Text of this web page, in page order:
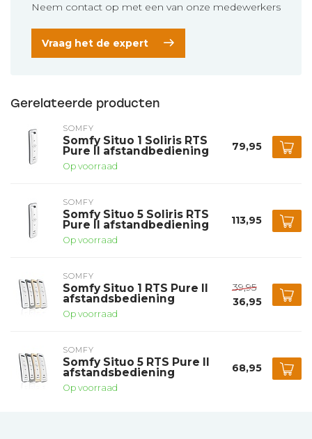
Neem contact op met een van onze medewerkers
Vraag het de expert
Gerelateerde producten
SOMFY
Somfy Situo 1 Soliris RTS
Pure II afstandbediening
Op voorraad
79,95
SOMFY
Somfy Situo 5 Soliris RTS
Pure II afstandbediening
Op voorraad
113,95
SOMFY
Somfy Situo 1 RTS Pure II
afstandsbediening
Op voorraad
39,95
36,95
SOMFY
Somfy Situo 5 RTS Pure II
afstandsbediening
Op voorraad
68,95